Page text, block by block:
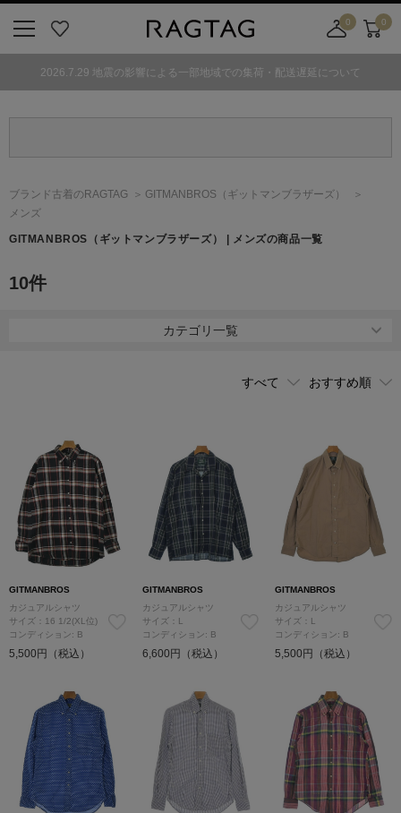
気
0
舗
カ
ト
0
2026.7.29 地震の影響による一部地域での集荷・配送遅延について
ブランド古着のRAGTAG GITMANBROS （ギットマンブラザーズ）
メンズ
GITMANBROS （ギットマンブラザーズ） | メンズの商品一覧
10件
カテゴリ一覧
GITMANBROS
カジュアルシャツ
サイズ：16 1/2(XL位)
コンディション: B
5,500円（税込）
GITMANBROS
カジュアルシャツ
サイズ：L
コンディション: B
6,600円（税込）
GITMANBROS
カジュアルシャツ
サイズ：L
コンディション: B
5,500円（税込）